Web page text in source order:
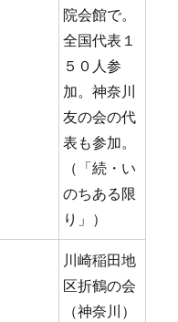
院会館で。
全国代表１
５０人参
加。神奈川
友の会の代
表も参加。
（「続・い
のちある限
り」）
川崎稲田地
区折鶴の会
（神奈川）